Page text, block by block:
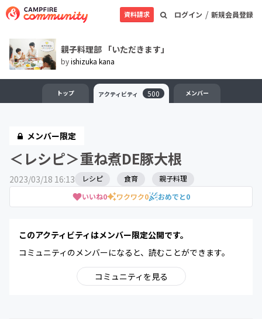
ログイン / 新規会員登録
資料請求
親子料理部 「いただきます」
byishizuka kana
トップ アクティビティ 500 メンバー
メンバー限定
＜レシピ＞重ね煮DE豚大根
2023/03/18 16:13
いいね0 ワクワク0 おめでと0
レシピ 食育 親子料理
このアクティビティはメンバー限定公開です。
コミュニティのメンバーになると、読むことができます。
コミュニティを見る